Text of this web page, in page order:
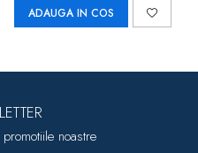
ADAUGA IN COS
noastre